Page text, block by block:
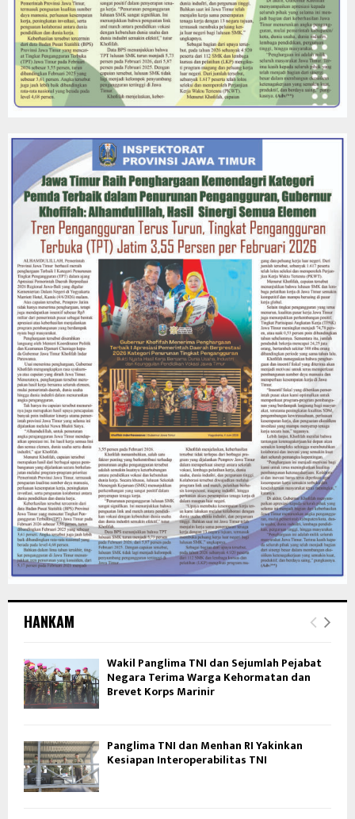
HANKAM
Wakil Panglima TNI dan Sejumlah Pejabat
Negara Terima Warga Kehormatan dan
Brevet Korps Marinir
Panglima TNI dan Menhan RI Yakinkan
Kesiapan Interoperabilitas TNI